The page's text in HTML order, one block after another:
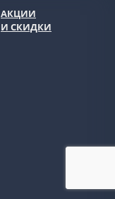
АКЦИИ
И СКИДКИ